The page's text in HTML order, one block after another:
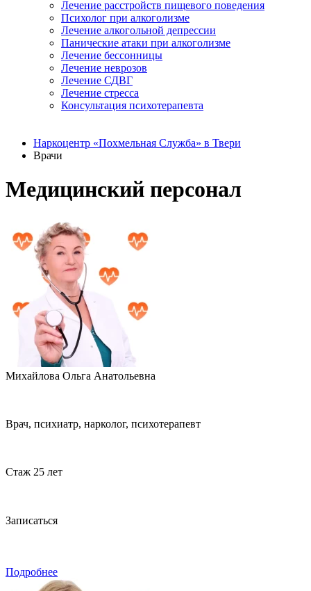
Лечение расстройств пищевого поведения
Психолог при алкоголизме
Лечение алкогольной депрессии
Панические атаки при алкоголизме
Лечение бессонницы
Лечение неврозов
Лечение СДВГ
Лечение стресса
Консультация психотерапевта
Наркоцентр «Похмельная Служба» в Твери
Врачи
Медицинский персонал
Михайлова Ольга Анатольевна
Врач, психиатр, нарколог, психотерапевт
Стаж 25 лет
Записаться
Подробнее